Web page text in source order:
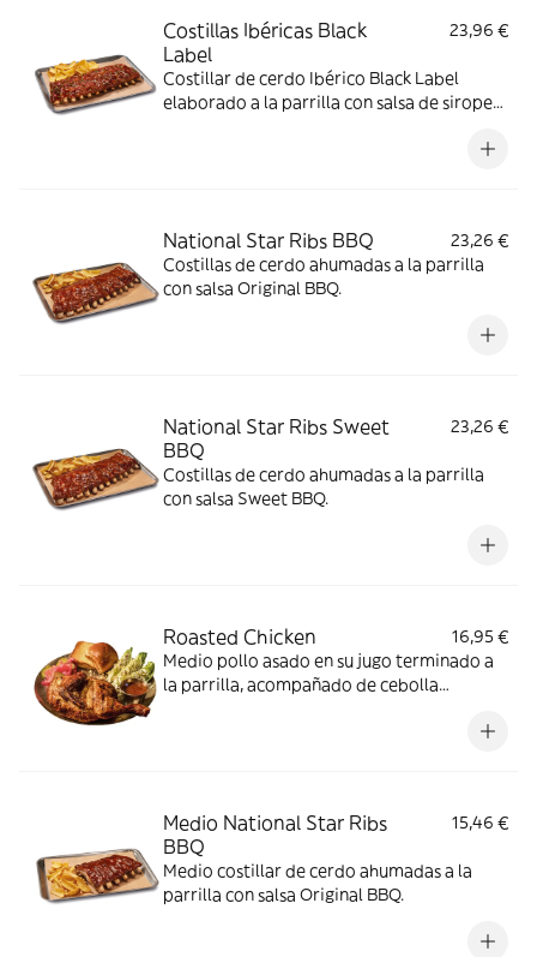
Costillas Ibéricas Black
Label
23,96 €
Costillar de cerdo Ibérico Black Label
elaborado a la parrilla con salsa de sirope
National Star Ribs BBQ
23,26 €
Costillas de cerdo ahumadas a la parrilla
con salsa Original BBQ.
National Star Ribs Sweet
BBQ
23,26 €
Costillas de cerdo ahumadas a la parrilla
con salsa Sweet BBQ.
Roasted Chicken
16,95 €
Medio pollo asado en su jugo terminado a
la parrilla, acompañado de cebolla
Medio National Star Ribs
BBQ
15,46 €
Medio costillar de cerdo ahumadas a la
parrilla con salsa Original BBQ.